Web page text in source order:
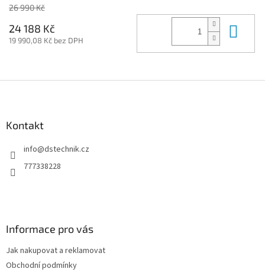
26 990 Kč
24 188 Kč
19 990,08 Kč bez DPH
Kontakt
info@dstechnik.cz
777338228
Informace pro vás
Jak nakupovat a reklamovat
Obchodní podmínky